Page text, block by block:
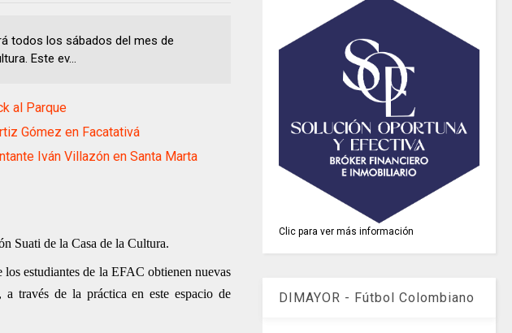
todos los sábados del mes de
Este ev...
al Parque
Gómez en Facatativá
Iván Villazón en Santa Marta
Suati de la Casa de la Cultura.
estudiantes de la EFAC obtienen nuevas
a través de la práctica en este espacio de
Clic para ver más información
DIMAYOR - Fútbol Colombiano